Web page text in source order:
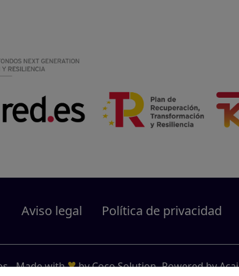
Aviso legal Política de privacidad
-Made with♥byCoco Solution- Powered byAcai